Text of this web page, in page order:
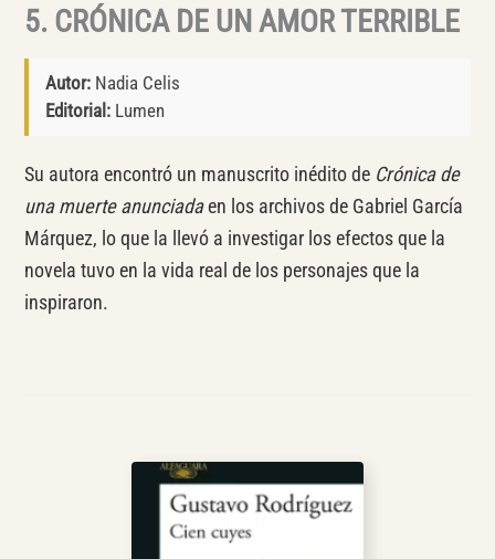
5. CRÓNICA DE UN AMOR TERRIBLE
Autor:Nadia Celis
Editorial:Lumen
Su autora encontró un manuscrito inédito de Crónica de
una muerte anunciadaen los archivos de Gabriel García
Márquez, lo que la llevó a investigar los efectos que la
novela tuvo en la vida real de los personajes que la
inspiraron.